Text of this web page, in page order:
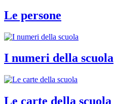
Le persone
I numeri della scuola
Le carte della scuola